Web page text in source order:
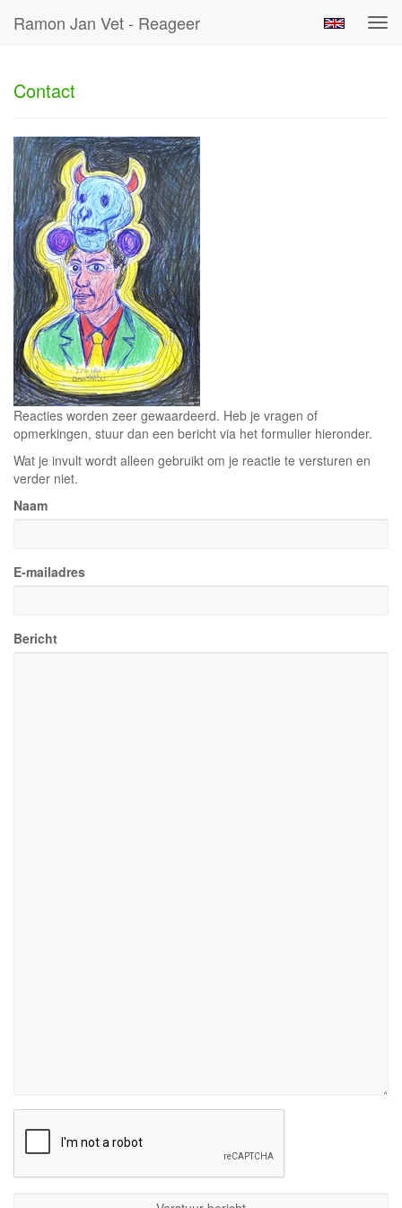
Ramon Jan Vet - Reageer
Contact
Reacties worden zeer gewaardeerd. Heb je vragen of
opmerkingen, stuur dan een bericht via het formulier hieronder.
Wat je invult wordt alleen gebruikt om je reactie te versturen en
verder niet.
Naam
E-mailadres
Bericht